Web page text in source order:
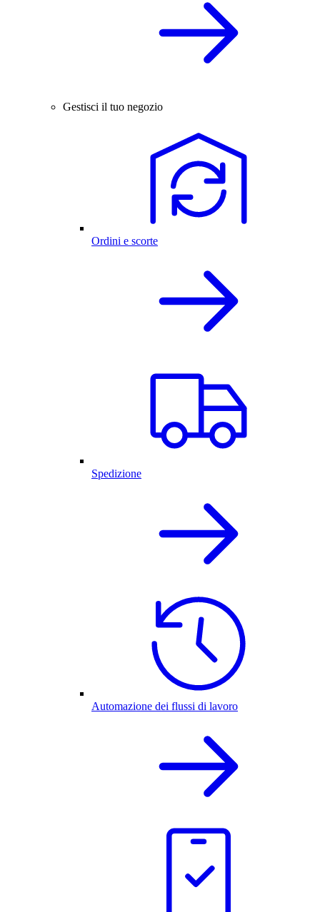
Gestisci il tuo negozio
Ordini e scorte
Spedizione
Automazione dei flussi di lavoro